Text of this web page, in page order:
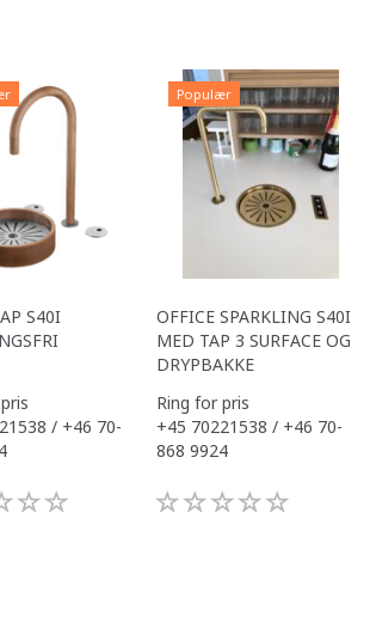
S40I
/ +46 70-
Populær
OFFICE SPARKLING S40I
MED TAP 3 SURFACE OG
DRYPBAKKE
Ring for pris
+45 70221538 / +46 70-
868 9924